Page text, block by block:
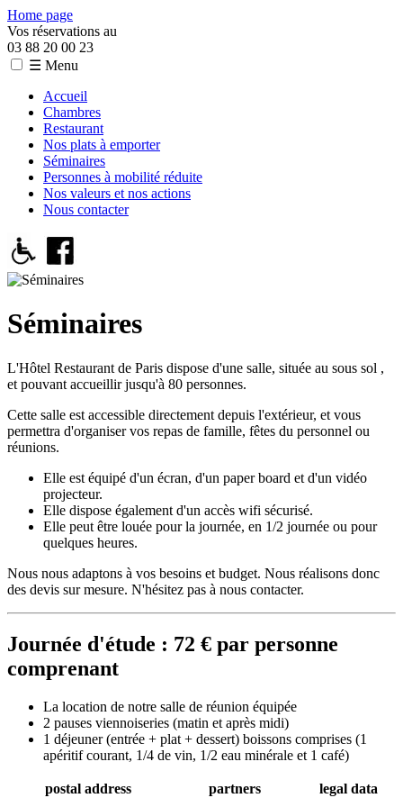
Home page
Vos réservations au
03 88 20 00 23
☰ Menu
Accueil
Chambres
Restaurant
Nos plats à emporter
Séminaires
Personnes à mobilité réduite
Nos valeurs et nos actions
Nous contacter
Séminaires
L'Hôtel Restaurant de Paris dispose d'une salle, située au sous sol ,
et pouvant accueillir jusqu'à 80 personnes.
Cette salle est accessible directement depuis l'extérieur, et vous
permettra d'organiser vos repas de famille, fêtes du personnel ou
réunions.
Elle est équipé d'un écran, d'un paper board et d'un vidéo
projecteur.
Elle dispose également d'un accès wifi sécurisé.
Elle peut être louée pour la journée, en 1/2 journée ou pour
quelques heures.
Nous nous adaptons à vos besoins et budget. Nous réalisons donc
des devis sur mesure. N'hésitez pas à nous contacter.
Journée d'étude : 72 € par personne
comprenant
La location de notre salle de réunion équipée
2 pauses viennoiseries (matin et après midi)
1 déjeuner (entrée + plat + dessert) boissons comprises (1
apéritif courant, 1/4 de vin, 1/2 eau minérale et 1 café)
postal address partners legal data